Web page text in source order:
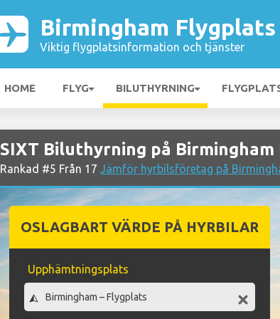
Birmingham Flygplats
Viktig flygplatsinformation och tjänster
HOME FLYG BILUTHYRNING
SIXT Biluthyrning på
Rankad #5 Från 17 Jämför hyrbilsföretag på
OSLAGBART VÄRDE PÅ HYRBILAR
Upphämtningsplats